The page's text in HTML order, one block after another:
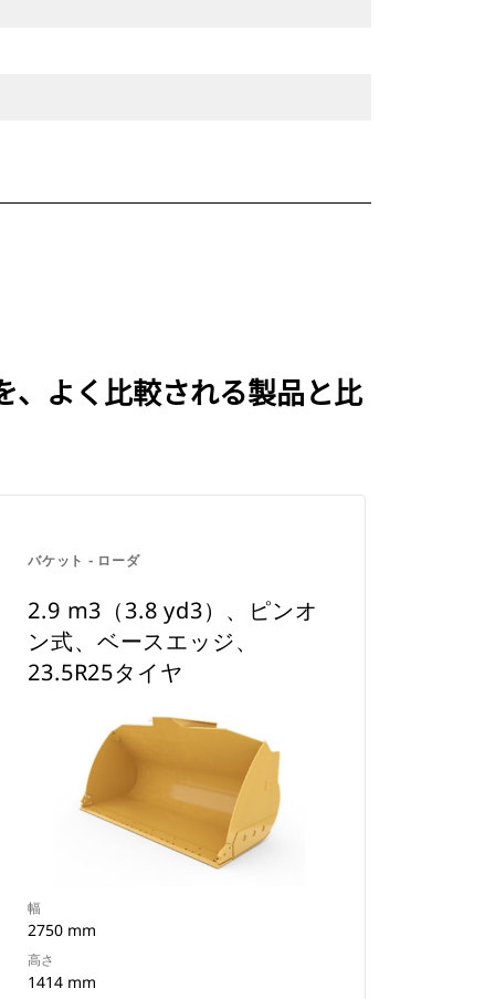
、よく比較される製品と比
バケット - ローダ
2.9 m3（3.8 yd3）、ピンオ
ン式、ベースエッジ、
23.5R25タイヤ
幅
2750 mm
高さ
1414 mm